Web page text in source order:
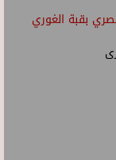
بقبة الغوري